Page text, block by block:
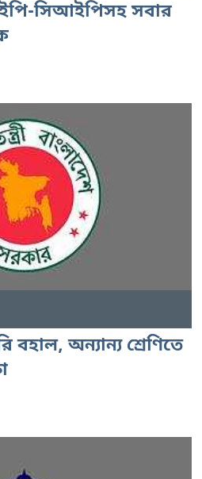
সিআইপিসহ সবার
বহাল, অন্যান্য শ্রেণিতে